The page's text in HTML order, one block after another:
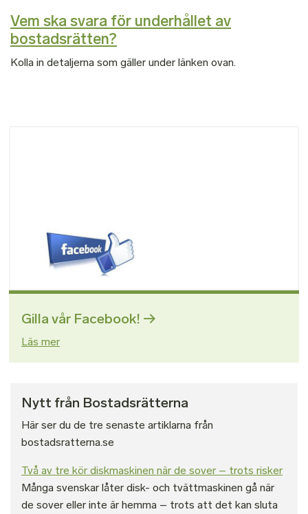
Vem ska svara för underhållet av
bostadsrätten?
Kolla in detaljerna som gäller under länken ovan.
Gilla vår Facebook!
Läs mer
Nytt från Bostadsrätterna
Här ser du de tre senaste artiklarna från
bostadsratterna.se
Två av tre kör diskmaskinen när de sover – trots risker
Många svenskar låter disk- och tvättmaskinen gå när
de sover eller inte är hemma – trots att det kan sluta